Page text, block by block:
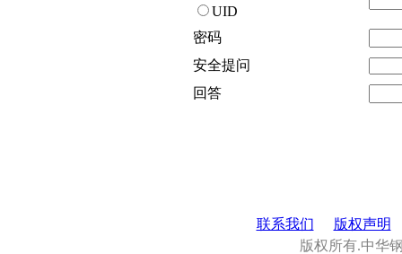
UID
密码
安全提问
回答
联系我们
版权声明
版权所有.中华